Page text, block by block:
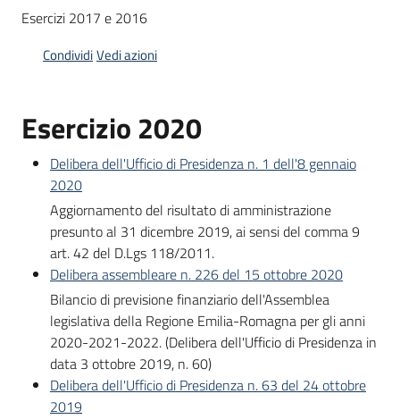
Esercizi 2017 e 2016
CondividiVedi azioni
Esercizio 2020
Delibera dell'Ufficio di Presidenza n. 1 dell'8 gennaio
2020
Aggiornamento del risultato di amministrazione
presunto al 31 dicembre 2019, ai sensi del comma 9
art. 42 del D.Lgs 118/2011.
Delibera assembleare n. 226 del 15 ottobre 2020
Bilancio di previsione finanziario dell'Assemblea
legislativa della Regione Emilia-Romagna per gli anni
2020-2021-2022. (Delibera dell'Ufficio di Presidenza in
data 3 ottobre 2019, n. 60)
Delibera dell'Ufficio di Presidenza n. 63 del 24 ottobre
2019